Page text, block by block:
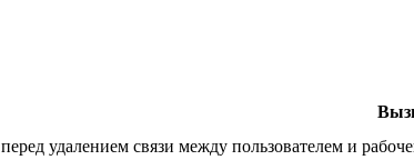
перед удалением связи между пользователем и